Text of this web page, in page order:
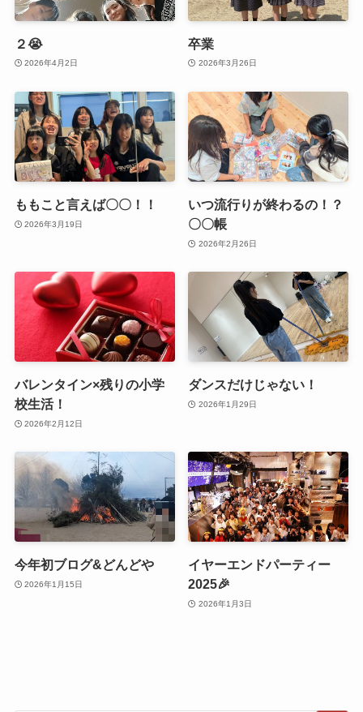
２😭
2026年4月2日
卒業
2026年3月26日
ももこと言えば〇〇！！
2026年3月19日
いつ流行りが終わるの！？
〇〇帳
2026年2月26日
バレンタイン×残りの小学
校生活！
2026年2月12日
ダンスだけじゃない！
2026年1月29日
今年初ブログ&どんどや
2026年1月15日
イヤーエンドパーティー
2025🎉
2026年1月3日